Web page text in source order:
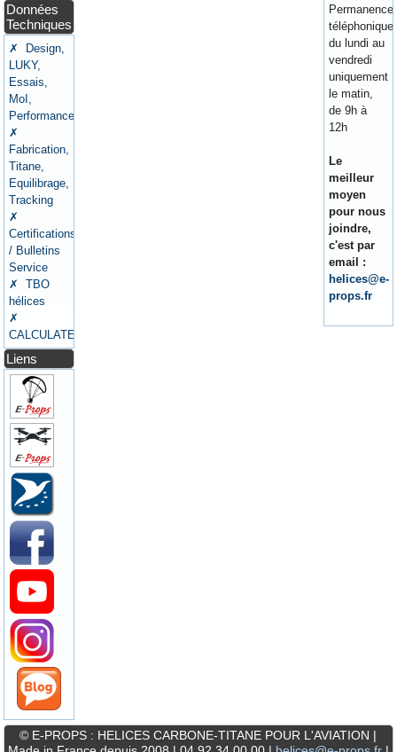
Données
Techniques
✗ Design,
LUKY,
Essais,
MoI,
Performances
✗
Fabrication,
Titane,
Equilibrage,
Tracking
✗
Certifications
/ Bulletins
Service
✗ TBO
hélices
✗
CALCULATEURS
Liens
Permanence
téléphonique
du lundi au
vendredi
uniquement
le matin,
de 9h à
12h
Le
meilleur
moyen
pour nous
joindre,
c'est par
email :
helices@e-
props.fr
© E-PROPS : HELICES CARBONE-TITANE POUR L'AVIATION |